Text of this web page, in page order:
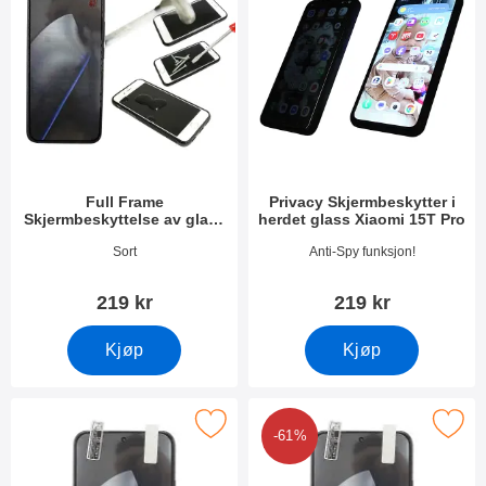
Full Frame
Skjermbeskyttelse av glass
Varenummer 54371
Sort
219 kr
Kjøp
Privacy Skjermbeskytter i
herdet glass Xiaomi 15T Pro
Varenummer 54373
Anti-Spy funksjon!
219 kr
Kjøp
Merk skjermbeskyttelse Xiaomi 15T Pro som favoritt
-61%
Merk 6-pakning Skjermbeskyttelse